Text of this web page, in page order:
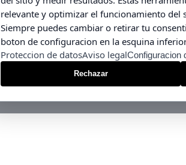
relevante y optimizar el funcionamiento del
Siempre puedes cambiar o retirar tu
boton de configuracion en la esquina
Proteccion de datosAviso legalConfiguracion
Rechazar